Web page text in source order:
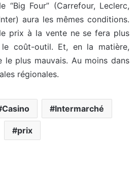
“Big Four” (Carrefour, Leclerc,
aura les mêmes conditions.
prix à la vente ne se fera plus
le coût-outil. Et, en la matière,
le plus mauvais. Au moins dans
régionales.
Casino Intermarché
prix